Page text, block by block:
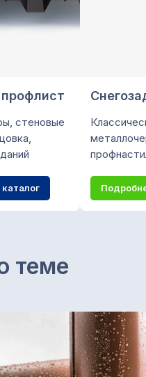
стеновые
каталог
теме